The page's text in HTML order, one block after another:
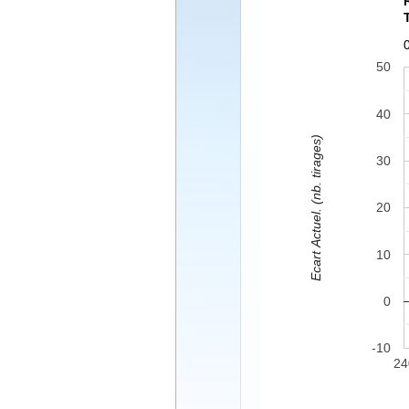
-10
0
10
20
30
40
50
Ecart Actuel. (nb. tirages)